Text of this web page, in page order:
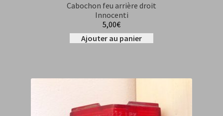
Cabochon feu arrière droit
Innocenti
5,00€
Ajouter au panier